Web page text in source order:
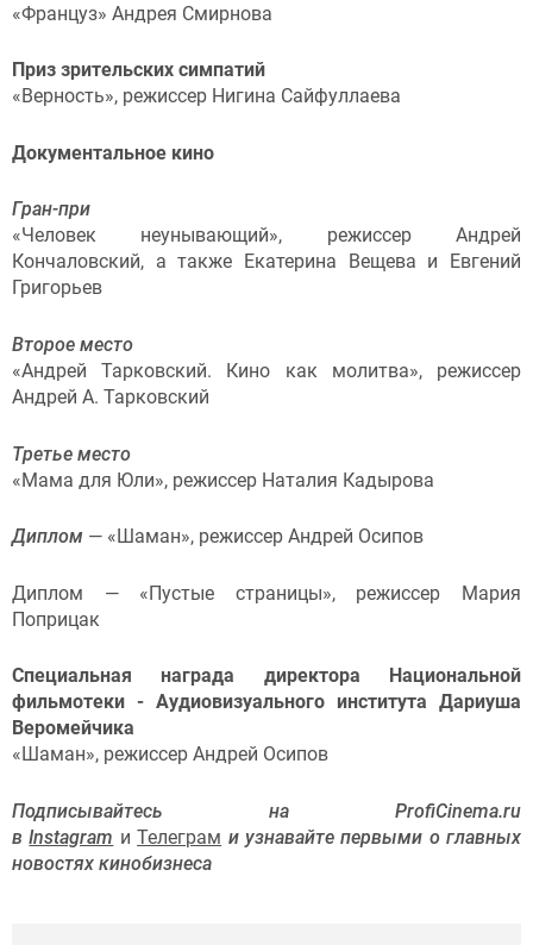
«Француз» Андрея Смирнова
Приз зрительских симпатий
«Верность», режиссер Нигина Сайфуллаева
Документальное кино
Гран-при
«Человек неунывающий», режиссер Андрей
Кончаловский, а также Екатерина Вещева и Евгений
Григорьев
Второе место
«Андрей Тарковский. Кино как молитва», режиссер
Андрей А. Тарковский
Третье место
«Мама для Юли», режиссер Наталия Кадырова
Диплом — «Шаман», режиссер Андрей Осипов
Диплом — «Пустые страницы», режиссер Мария
Поприцак
Специальная награда директора Национальной
фильмотеки - Аудиовизуального института Дариуша
Веромейчика
«Шаман», режиссер Андрей Осипов
Подписывайтесь на ProfiCinema.ru
вInstagram иТелеграм и узнавайте первыми о главных
новостях кинобизнеса